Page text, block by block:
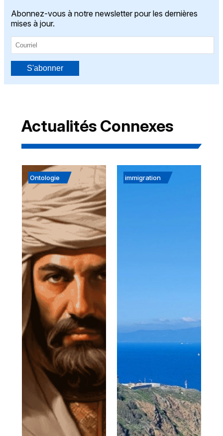
Abonnez-vous à notre newsletter pour les dernières
mises à jour.
S'abonner
Actualités Connexes
Ontologie immigration